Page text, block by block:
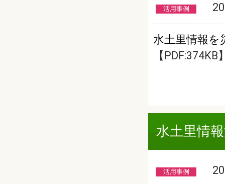
活用事例
水土里情報を
【PDF:374KB
水土里情
活用事例